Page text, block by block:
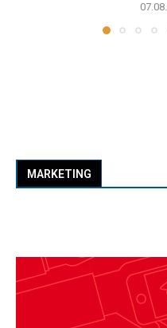
MARKETING